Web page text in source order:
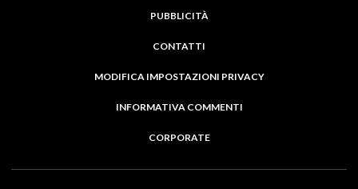
PUBBLICITÀ
CONTATTI
MODIFICA IMPOSTAZIONI PRIVACY
INFORMATIVA COMMENTI
CORPORATE